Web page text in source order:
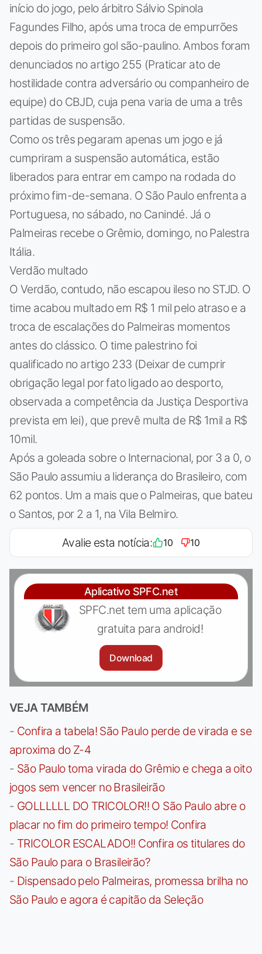
início do jogo, pelo árbitro Sálvio Spinola
Fagundes Filho, após uma troca de empurrões
depois do primeiro gol são-paulino. Ambos foram
denunciados no artigo 255 (Praticar ato de
hostilidade contra adversário ou companheiro de
equipe) do CBJD, cuja pena varia de uma a três
partidas de suspensão.
Como os três pegaram apenas um jogo e já
cumpriram a suspensão automática, estão
liberados para entrar em campo na rodada do
próximo fim-de-semana. O São Paulo enfrenta a
Portuguesa, no sábado, no Canindé. Já o
Palmeiras recebe o Grêmio, domingo, no Palestra
Itália.
Verdão multado
O Verdão, contudo, não escapou ileso no STJD. O
time acabou multado em R$ 1 mil pelo atraso e a
troca de escalações do Palmeiras momentos
antes do clássico. O time palestrino foi
qualificado no artigo 233 (Deixar de cumprir
obrigação legal por fato ligado ao desporto,
observada a competência da Justiça Desportiva
prevista em lei), que prevê multa de R$ 1mil a R$
10mil.
Após a goleada sobre o Internacional, por 3 a 0, o
São Paulo assumiu a liderança do Brasileiro, com
62 pontos. Um a mais que o Palmeiras, que bateu
o Santos, por 2 a 1, na Vila Belmiro.
Avalie esta notícia: 10 10
Aplicativo SPFC.net
SPFC.net tem uma aplicação
gratuita para android!
Download
VEJA TAMBÉM
- Confira a tabela! São Paulo perde de virada e se
aproxima do Z-4
- São Paulo toma virada do Grêmio e chega a oito
jogos sem vencer no Brasileirão
- GOLLLLLL DO TRICOLOR!! O São Paulo abre o
placar no fim do primeiro tempo! Confira
- TRICOLOR ESCALADO!! Confira os titulares do
São Paulo para o Brasileirão?
- Dispensado pelo Palmeiras, promessa brilha no
São Paulo e agora é capitão da Seleção